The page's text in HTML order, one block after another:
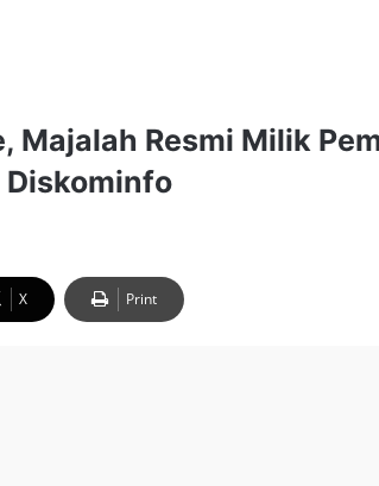
Majalah Resmi Milik
Diskominfo
X Print